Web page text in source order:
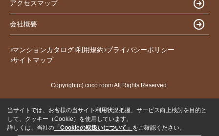
アクセスマップ
会社概要
マンションカタログ 利用規約 プライバシーポリシー
サイトマップ
Copyright(c) coco room All Rights Reserved.
当サイトでは、お客様の当サイト利用状況把握、サービス向上検討を目的と
して、クッキー（Cookie）を使用しています。
詳しくは、当社の 「Cookieの取扱いについて」 をご確認ください。